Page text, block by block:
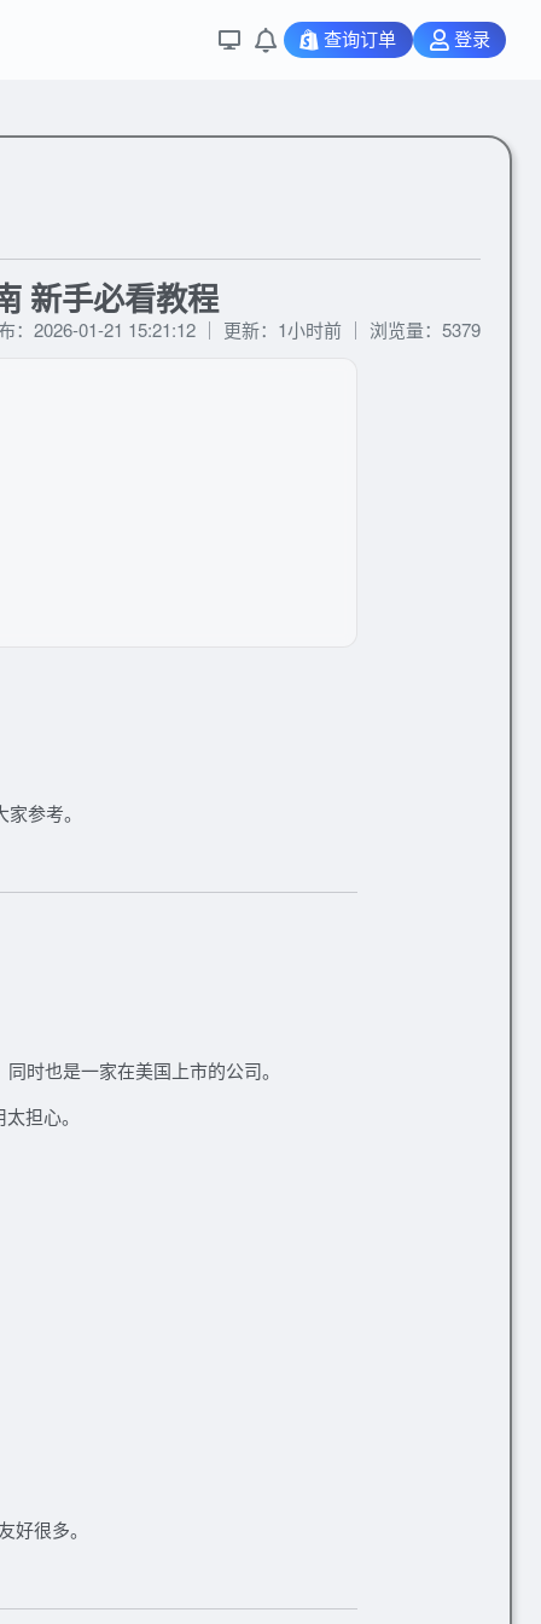
查询订单 登录
新手必看教程
：2026-01-21 15:21:12 ｜ 更新：1小时前 ｜ 浏览量：5379
参考。
同时也是一家在美国上市的公司。
担心。
很多。